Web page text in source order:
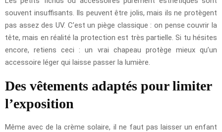
souvent insuffisants. Ils peuvent être jolis, mais ils ne protègent
pas assez des UV. C’est un piège classique : on pense couvrir la
tête, mais en réalité la protection est très partielle. Si tu hésites
encore, retiens ceci : un vrai chapeau protège mieux qu’un
accessoire léger qui laisse passer la lumière.
Des vêtements adaptés pour limiter
l’exposition
Même avec de la crème solaire, il ne faut pas laisser un enfant